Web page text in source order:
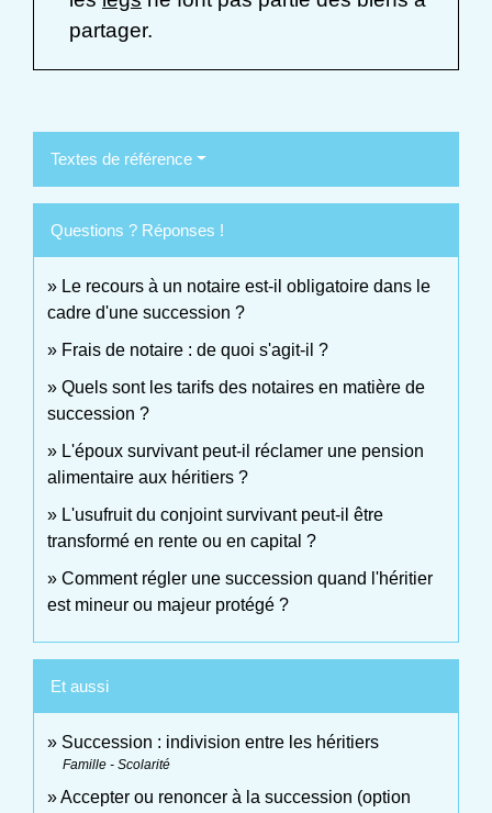
partager.
Textes de référence
Questions ? Réponses !
Le recours à un notaire est-il obligatoire dans le
cadre d'une succession ?
Frais de notaire : de quoi s'agit-il ?
Quels sont les tarifs des notaires en matière de
succession ?
L'époux survivant peut-il réclamer une pension
alimentaire aux héritiers ?
L'usufruit du conjoint survivant peut-il être
transformé en rente ou en capital ?
Comment régler une succession quand l'héritier
est mineur ou majeur protégé ?
Et aussi
Succession : indivision entre les héritiers
Famille - Scolarité
Accepter ou renoncer à la succession (option